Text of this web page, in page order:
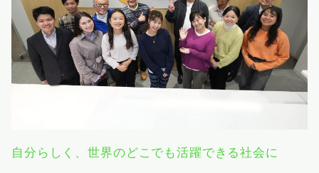
自分らしく、世界のどこでも活躍できる社会に